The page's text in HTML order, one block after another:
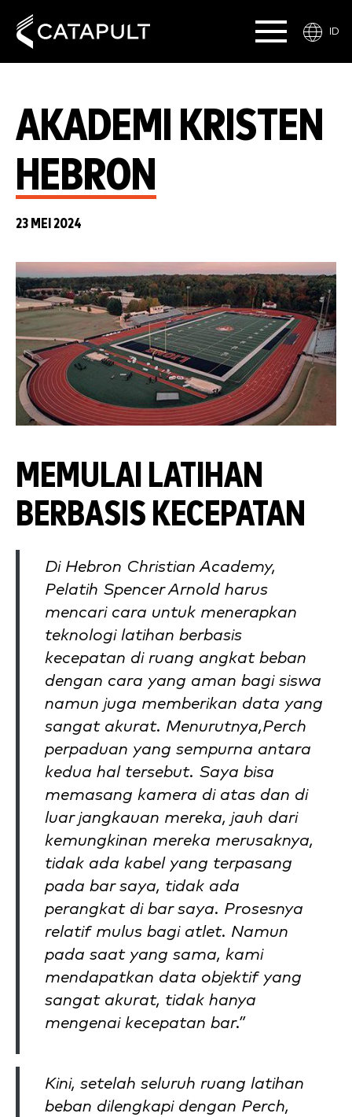
ID
AKADEMI KRISTEN
HEBRON
23 MEI 2024
MEMULAI LATIHAN
BERBASIS KECEPATAN
Di Hebron Christian Academy,
Pelatih Spencer Arnold harus
mencari cara untuk menerapkan
teknologi latihan berbasis
kecepatan di ruang angkat beban
dengan cara yang aman bagi siswa
namun juga memberikan data yang
sangat akurat. Menurutnya,Perch
perpaduan yang sempurna antara
kedua hal tersebut. Saya bisa
memasang kamera di atas dan di
luar jangkauan mereka, jauh dari
kemungkinan mereka merusaknya,
tidak ada kabel yang terpasang
pada bar saya, tidak ada
perangkat di bar saya. Prosesnya
relatif mulus bagi atlet. Namun
pada saat yang sama, kami
mendapatkan data objektif yang
sangat akurat, tidak hanya
mengenai kecepatan bar.”
Kini, setelah seluruh ruang latihan
beban dilengkapi dengan Perch,